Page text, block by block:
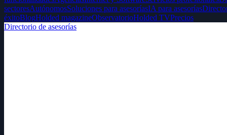
sectoresAutónomosSoluciones para asesoríasIA para asesorías
éxitoBlogHolded magazineObservatorioHolded TVPrecios
Directorio de asesorías